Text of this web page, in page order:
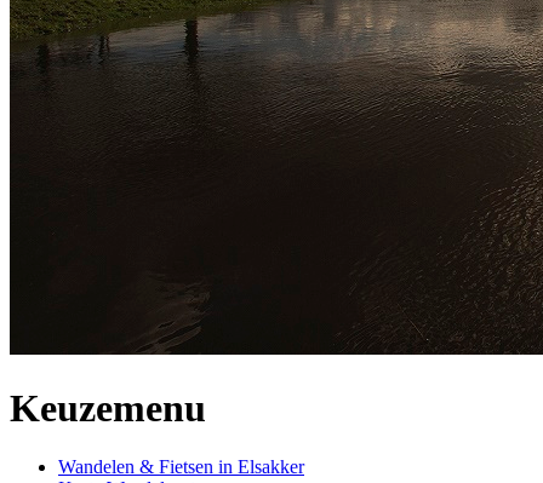
Keuzemenu
Wandelen & Fietsen in Elsakker